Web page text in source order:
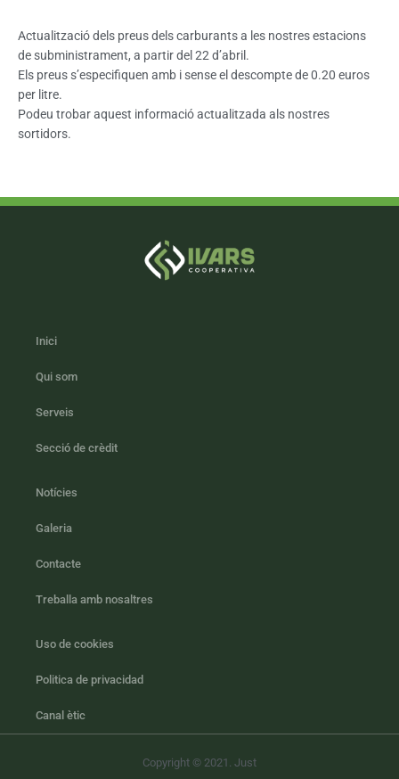
Actualització dels preus dels carburants a les nostres estacions
de subministrament, a partir del 22 d’abril.
Els preus s’especifiquen amb i sense el descompte de 0.20 euros
per litre.
Podeu trobar aquest informació actualitzada als nostres
sortidors.
Inici
Qui som
Serveis
Secció de crèdit
Notícies
Galeria
Contacte
Treballa amb nosaltres
Uso de cookies
Politica de privacidad
Canal ètic
Copyright © 2021. Just